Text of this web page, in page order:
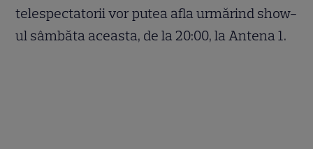
telespectatorii vor putea afla urmărind show-
ul sâmbăta aceasta, de la 20:00, la Antena 1.